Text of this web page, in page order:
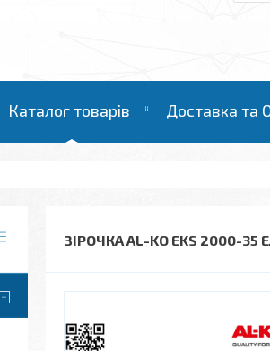
Каталог товарів Доставка та
ЗІРОЧКА AL-KO EKS 2000-